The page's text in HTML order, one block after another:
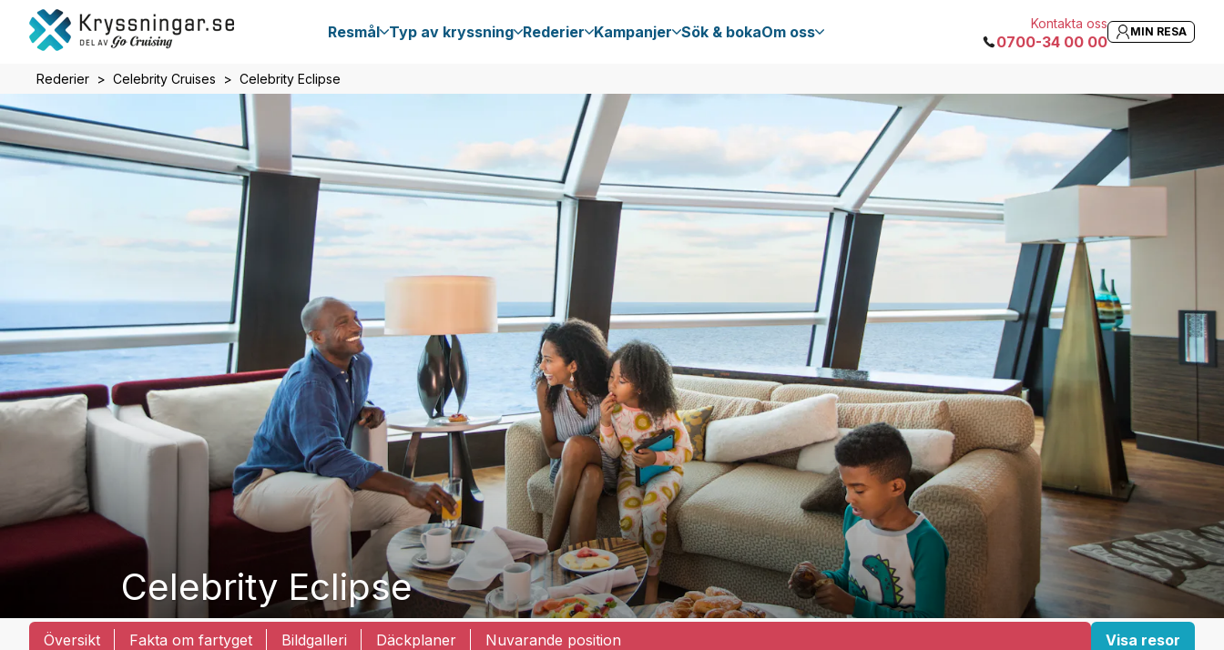
Resmål Typ av kryssning Rederier Kampanjer Sök & bokaOm oss Kontakta oss
0700-34 00 00
MIN RESA
Rederier Celebrity Cruises Celebrity Eclipse
Celebrity Eclipse
Översikt Fakta om fartyget Bildgalleri Däckplaner Nuvarande position Visa resor